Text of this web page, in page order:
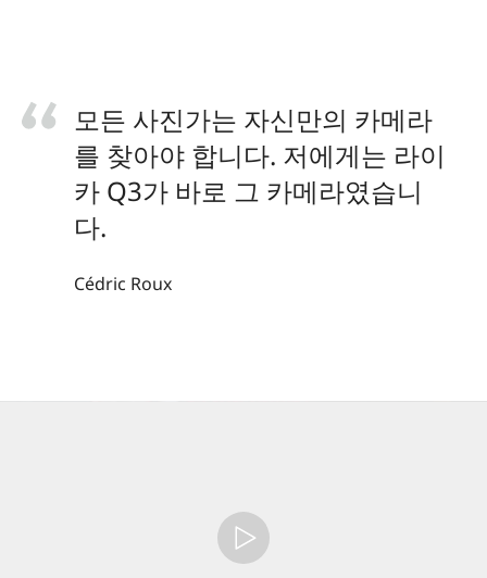
모든 사진가는 자신만의 카메라
를 찾아야 합니다. 저에게는 라이
카 Q3가 바로 그 카메라였습니
다.
Cédric Roux